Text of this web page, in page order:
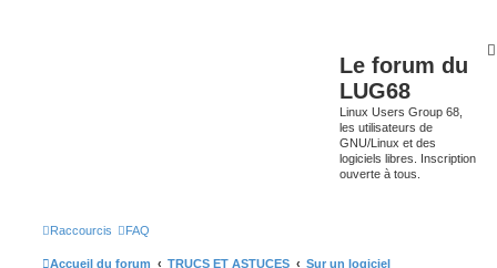
Le forum du
LUG68
Linux Users Group 68,
les utilisateurs de
GNU/Linux et des
logiciels libres. Inscription
ouverte à tous.
Raccourcis FAQ
Accueil du forum TRUCS ET ASTUCES Sur un logiciel